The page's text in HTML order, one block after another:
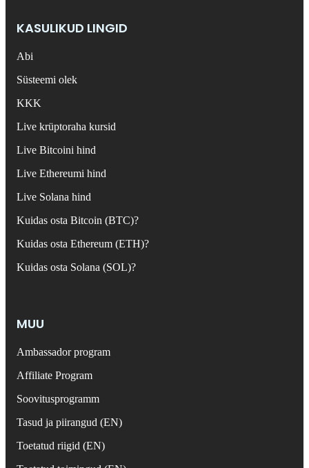
KASULIKUD LINGID
Abi
Süsteemi olek
KKK
Live krüptoraha kursid
Live Bitcoini hind
Live Ethereumi hind
Live Solana hind
Kuidas osta Bitcoin (BTC)?
Kuidas osta Ethereum (ETH)?
Kuidas osta Solana (SOL)?
MUU
Ambassador program
Affiliate Program
Soovitusprogramm
Tasud ja piirangud (EN)
Toetatud riigid (EN)